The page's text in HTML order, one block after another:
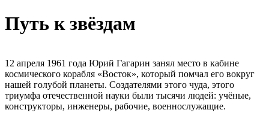
Путь к звёздам
12 апреля 1961 года Юрий Гагарин занял место в кабине
космического корабля «Восток», который помчал его вокруг
нашей голубой планеты. Создателями этого чуда, этого
триумфа отечественной науки были тысячи людей: учёные,
конструкторы, инженеры, рабочие, военнослужащие.